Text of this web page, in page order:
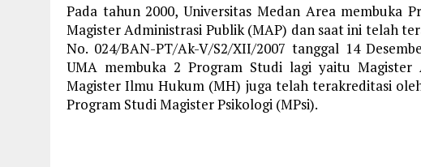
Pada tahun 2000, Universitas Medan Area membuka
Magister Administrasi Publik (MAP) dan saat ini telah
No. 024/BAN-PT/Ak-V/S2/XII/2007 tanggal 14
UMA membuka 2 Program Studi lagi yaitu Magister
Magister Ilmu Hukum (MH) juga telah terakreditasi
Program Studi Magister Psikologi (MPsi).